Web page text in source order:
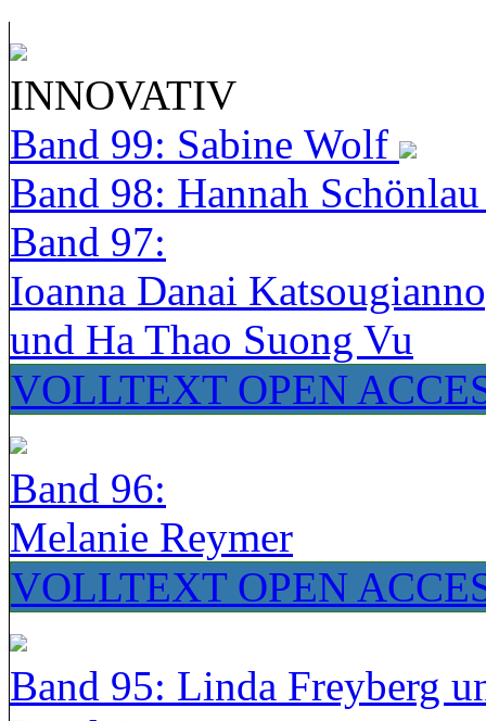
INNOVATIV
Band 99: Sabine Wolf
Band 98: Hannah
Band 97:
Ioanna Danai
und Ha Thao Suong Vu
VOLLTEXT OPEN
Band 96:
Melanie Reymer
VOLLTEXT OPEN
Band 95: Linda Freyberg